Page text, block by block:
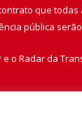
que todas
pública
e o Radar da